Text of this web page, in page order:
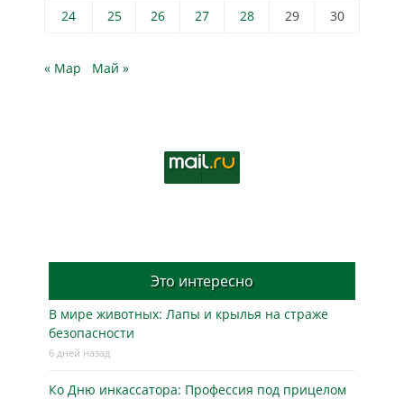
24
25 26 27 28 29 30
« Мар Май »
Это интересно
В мире животных: Лапы и крылья на страже
безопасности
6 дней назад
Ко Дню инкассатора: Профессия под прицелом